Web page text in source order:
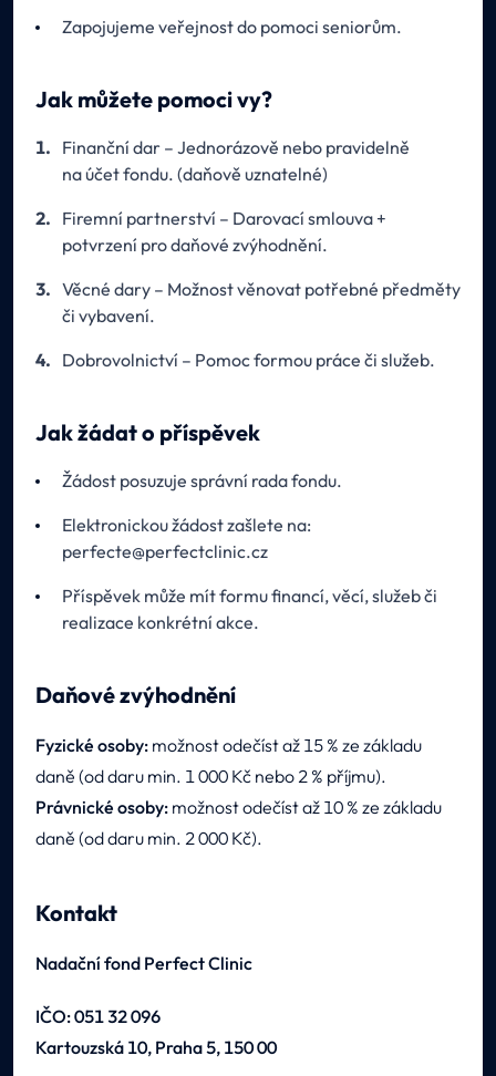
Zapojujeme veřejnost do pomoci seniorům.
Jak můžete pomoci vy?
Finanční dar – Jednorázově nebo pravidelně
na účet fondu. (daňově uznatelné)
Firemní partnerství – Darovací smlouva +
potvrzení pro daňové zvýhodnění.
Věcné dary – Možnost věnovat potřebné předměty
či vybavení.
Dobrovolnictví – Pomoc formou práce či služeb.
Jak žádat o příspěvek
Žádost posuzuje správní rada fondu.
Elektronickou žádost zašlete na:
perfecte@perfectclinic.cz
Příspěvek může mít formu financí, věcí, služeb či
realizace konkrétní akce.
Daňové zvýhodnění
Fyzické osoby: možnost odečíst až 15 % ze základu
daně (od daru min. 1 000 Kč nebo 2 % příjmu).
Právnické osoby: možnost odečíst až 10 % ze základu
daně (od daru min. 2 000 Kč).
Kontakt
Nadační fond Perfect Clinic
IČO: 051 32 096
Kartouzská 10, Praha 5, 150 00